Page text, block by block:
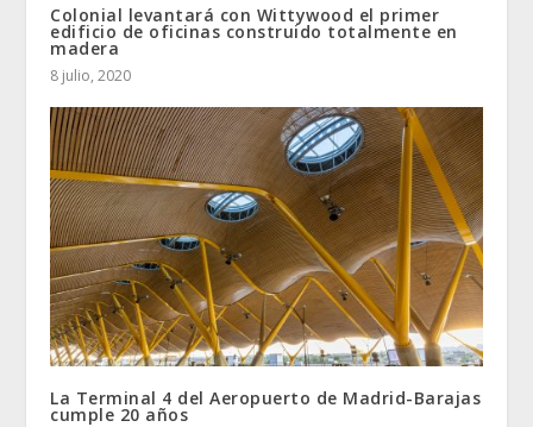
Colonial levantará con Wittywood el primer
edificio de oficinas construido totalmente en
madera
8 julio, 2020
La Terminal 4 del Aeropuerto de Madrid-Barajas
cumple 20 años